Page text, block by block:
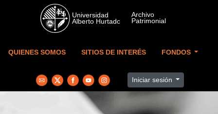
Skip to main content
QUIENES SOMOS SITIOS DE INTERÉS FONDOS
Iniciar sesión